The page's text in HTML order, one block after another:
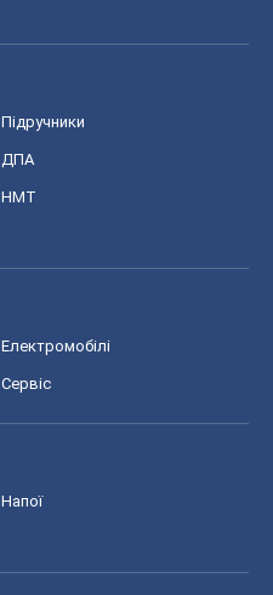
Підручники
ДПА
НМТ
Електромобілі
Сервіс
Напої